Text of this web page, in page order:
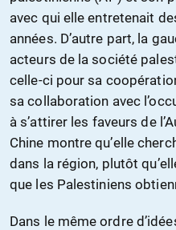
avec qui elle entretenait
années. D’autre part, la
acteurs de la société
celle-ci pour sa
sa collaboration avec
à s’attirer les faveurs de
Chine montre qu’elle
dans la région, plutôt
que les Palestiniens
Dans le même ordre